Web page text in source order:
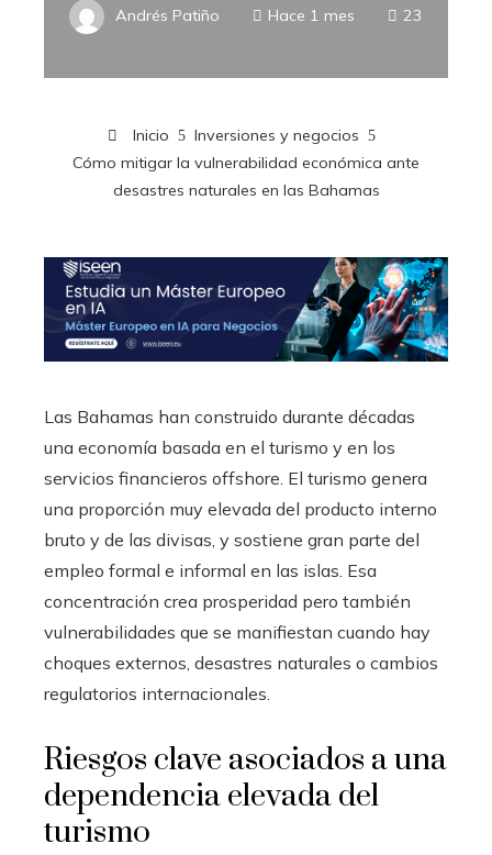
Andrés Patiño Hace 1 mes 23
Inicio
Inversiones y negocios
Cómo mitigar la vulnerabilidad económica ante
desastres naturales en las Bahamas
Las Bahamas han construido durante décadas
una economía basada en el turismo y en los
servicios financieros offshore. El turismo genera
una proporción muy elevada del producto interno
bruto y de las divisas, y sostiene gran parte del
empleo formal e informal en las islas. Esa
concentración crea prosperidad pero también
vulnerabilidades que se manifiestan cuando hay
choques externos, desastres naturales o cambios
regulatorios internacionales.
Riesgos clave asociados a una
dependencia elevada del
turismo